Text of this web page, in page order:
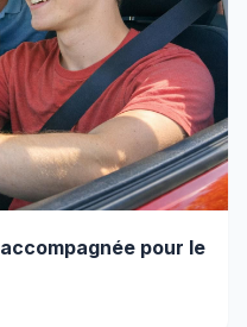
pour le